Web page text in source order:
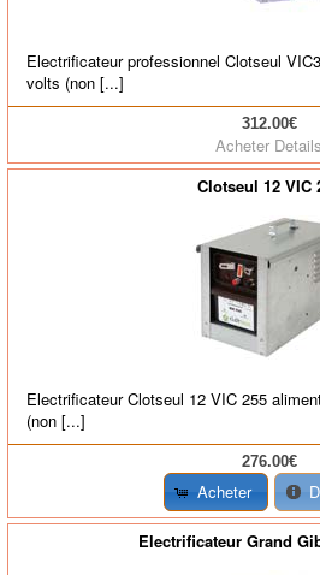
Electrificateur professionnel Clotseul
volts (non [...]
312.00€
Acheter Details
Clotseul 12 VIC
Electrificateur Clotseul 12 VIC 255
(non [...]
276.00€
Acheter
Electrificateur Grand